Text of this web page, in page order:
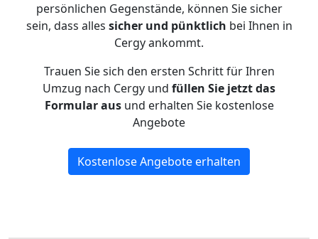
persönlichen Gegenstände, können Sie sicher
sein, dass alles sicher und pünktlich bei Ihnen in
Cergy ankommt.
Trauen Sie sich den ersten Schritt für Ihren
Umzug nach Cergy und füllen Sie jetzt das
Formular ausund erhalten Sie kostenlose
Angebote
Kostenlose Angebote erhalten